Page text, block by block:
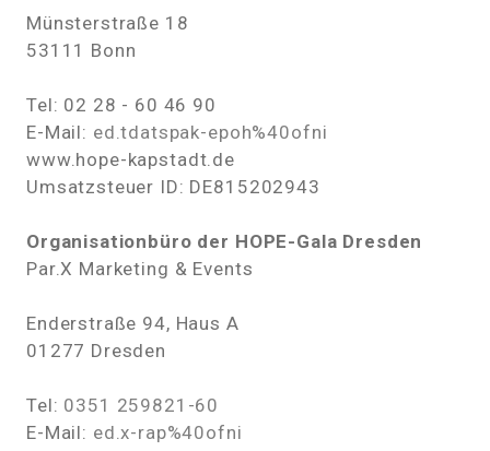
Münsterstraße 18
53111 Bonn
Tel: 02 28 - 60 46 90
E-Mail: ed.tdatspak-epoh%40ofni
www.hope-kapstadt.de
Umsatzsteuer ID: DE815202943
Organisationbüro der HOPE-Gala Dresden
Par.X Marketing & Events
Enderstraße 94, Haus A
01277 Dresden
Tel: 0351 259821-60
E-Mail: ed.x-rap%40ofni